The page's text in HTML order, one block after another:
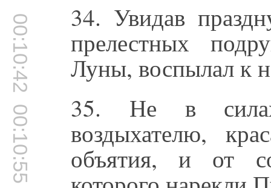
00:10:42 34. Увидав
прелестных
Луны, воспылал к
00:10:55 35. Не в силах
воздыхателю,
объятия, и от